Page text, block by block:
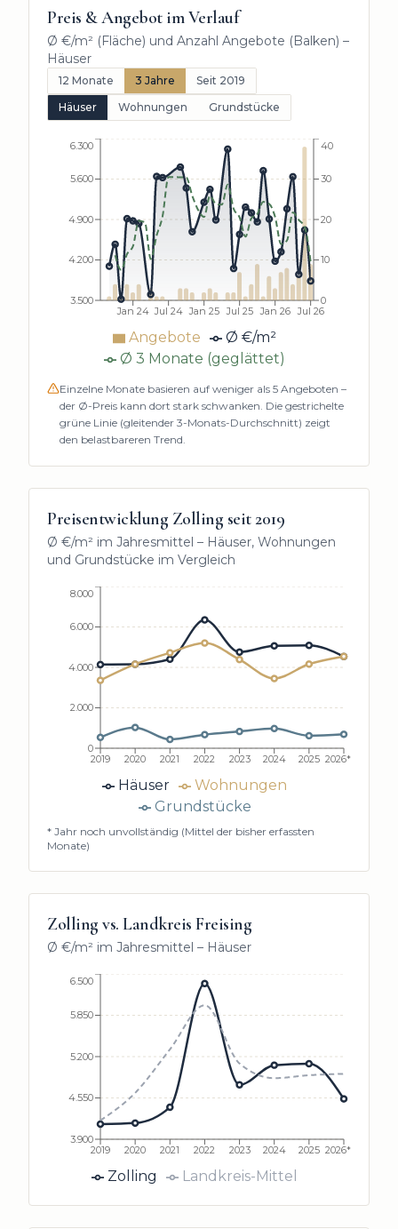
Preis & Angebot im Verlauf
Ø €/m² (Fläche) und Anzahl Angebote (Balken) –
Häuser
12 Monate 3 Jahre
Seit 2019
Häuser
Wohnungen Grundstücke
Jan 24 Jul 24 Jan 25 Jul 25 Jan 26 Jul 26
3.500
4.200
4.900
5.600
6.300
0
10
20
30
40
Angebote
Ø €/m²
Ø 3 Monate (geglättet)
Einzelne Monate basieren auf weniger als 5 Angeboten –
der Ø-Preis kann dort stark schwanken. Die gestrichelte
grüne Linie (gleitender 3-Monats-Durchschnitt) zeigt
den belastbareren Trend.
Preisentwicklung Zolling seit 2019
Ø €/m² im Jahresmittel – Häuser, Wohnungen
und Grundstücke im Vergleich
2019 2020 2021 2022 2023 2024 2025 2026*
0
2.000
4.000
6.000
8.000
Häuser
Wohnungen
Grundstücke
* Jahr noch unvollständig (Mittel der bisher erfassten
Monate)
Zolling vs. Landkreis Freising
Ø €/m² im Jahresmittel – Häuser
2019 2020 2021 2022 2023 2024 2025 2026*
3.900
4.550
5.200
5.850
6.500
Zolling Landkreis-Mittel